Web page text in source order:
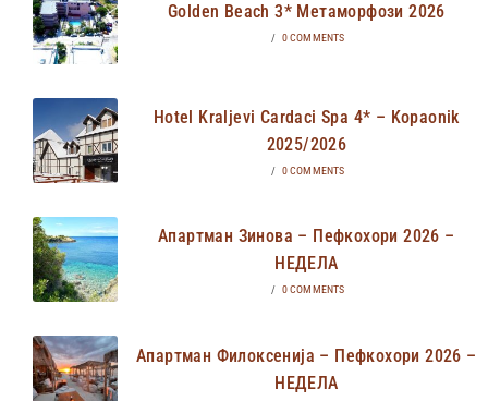
Golden Beach 3* Метаморфози 2026
/ 0 COMMENTS
Hotel Kraljevi Cardaci Spa 4* – Kopaonik
2025/2026
/ 0 COMMENTS
Апартман Зинова – Пефкохори 2026 –
НЕДЕЛА
/ 0 COMMENTS
Апартман Филоксенија – Пефкохори 2026 –
НЕДЕЛА